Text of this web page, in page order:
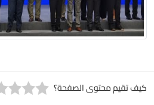
كيف تقيم محتوى الصفحة؟